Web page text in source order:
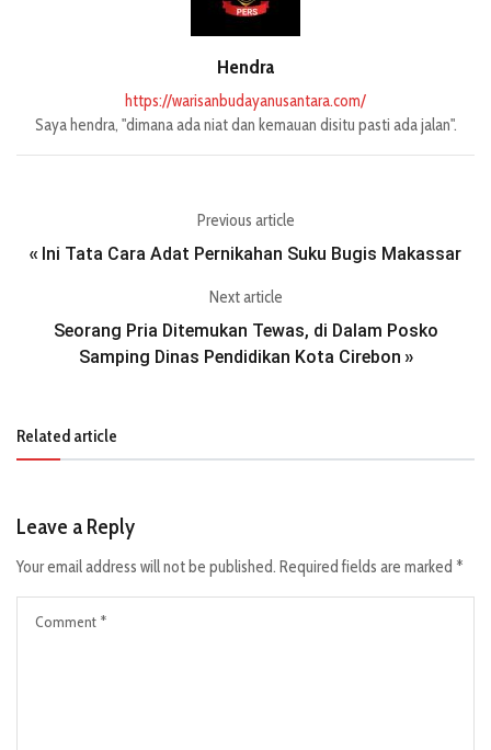
Hendra
https://warisanbudayanusantara.com/
Saya hendra, "dimana ada niat dan kemauan disitu pasti ada jalan".
Previous article
« Ini Tata Cara Adat Pernikahan Suku Bugis Makassar
Next article
Seorang Pria Ditemukan Tewas, di Dalam Posko
Samping Dinas Pendidikan Kota Cirebon »
Related article
Leave a Reply
Your email address will not be published. Required fields are marked *